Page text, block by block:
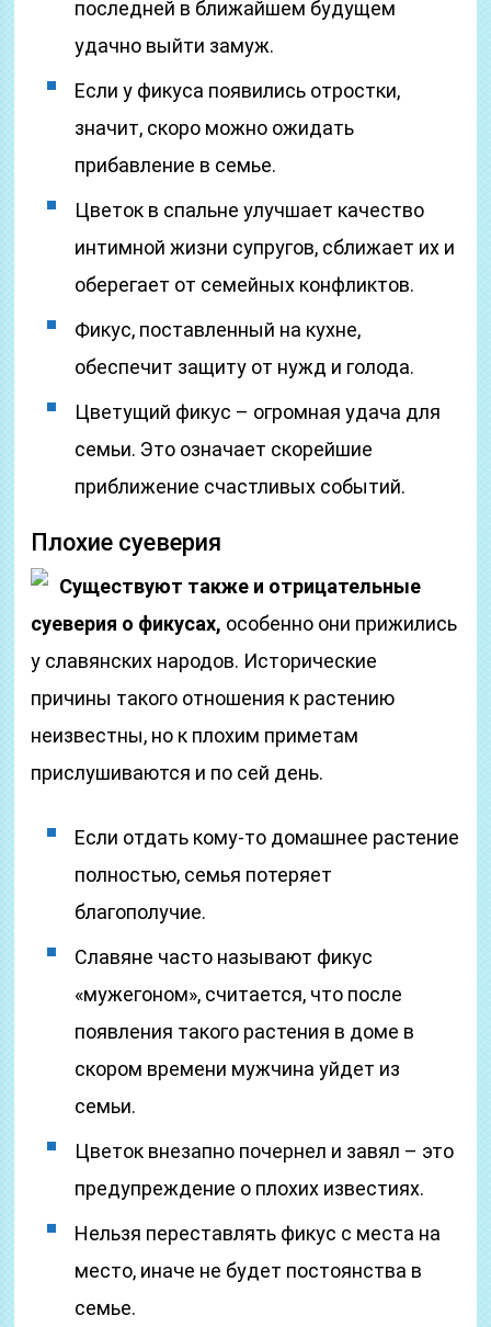
последней в ближайшем будущем
удачно выйти замуж.
Если у фикуса появились отростки,
значит, скоро можно ожидать
прибавление в семье.
Цветок в спальне улучшает качество
интимной жизни супругов, сближает их и
оберегает от семейных конфликтов.
Фикус, поставленный на кухне,
обеспечит защиту от нужд и голода.
Цветущий фикус – огромная удача для
семьи. Это означает скорейшие
приближение счастливых событий.
Плохие суеверия
Существуют также и отрицательные
суеверия о фикусах, особенно они прижились
у славянских народов. Исторические
причины такого отношения к растению
неизвестны, но к плохим приметам
прислушиваются и по сей день.
Если отдать кому-то домашнее растение
полностью, семья потеряет
благополучие.
Славяне часто называют фикус
«мужегоном», считается, что после
появления такого растения в доме в
скором времени мужчина уйдет из
семьи.
Цветок внезапно почернел и завял – это
предупреждение о плохих известиях.
Нельзя переставлять фикус с места на
место, иначе не будет постоянства в
семье.